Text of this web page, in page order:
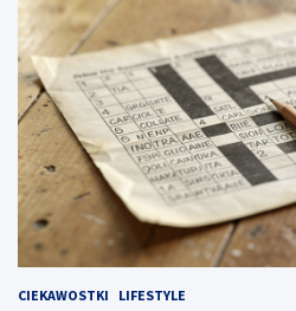
CIEKAWOSTKI LIFESTYLE